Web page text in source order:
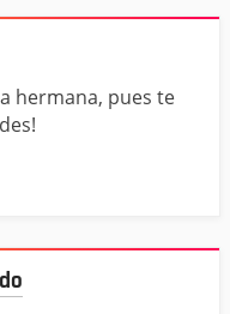
hermana, pues te